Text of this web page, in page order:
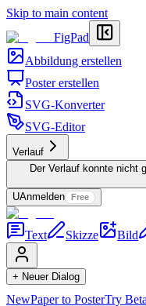
Skip to main content
FigPad
Abbildung erstellen
Poster erstellen
SVG-Konverter
SVG-Editor
Verlauf
Der Verlauf konnte nicht
UAnmelden Free
Text Skizze Bild
+ Neuer Dialog
NewPaper to PosterTry Beta